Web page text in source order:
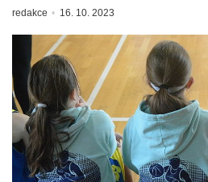
redakce 16. 10. 2023